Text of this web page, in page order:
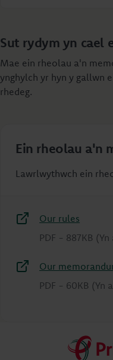
Sut rydym yn cael
Mae ein rheolau a'n
ynghylch yr hyn y gallwn
rhedeg.
Ein rheolau a'n
Lawrlwythwch ein
Our rules
PDF - 887KB
Our
PDF - 60KB (Yn